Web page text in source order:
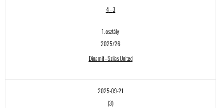
4-3
1. osztály
2025/26
Dinamit - Szilas United
2025-09-21
(3)